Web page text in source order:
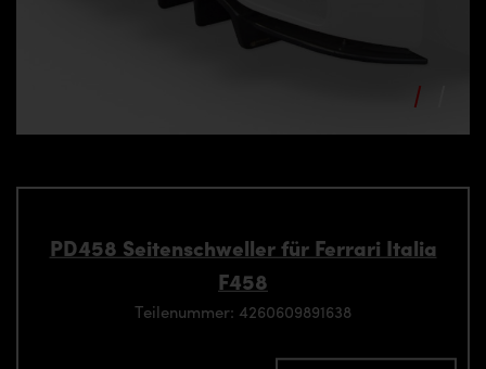
PD458 Seitenschweller für Ferrari Italia
F458
Teilenummer: 4260609891638